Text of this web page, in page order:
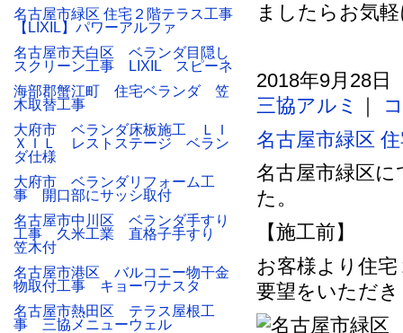
ましたらお気
2018年9月28
三協アルミ
｜
名古屋市緑区
名古屋市緑区
た。
【施工前】
お客様より住
要望をいただ
名古屋市緑区 住宅２階テラス工事
【LIXIL】パワーアルファ
名古屋市天白区 ベランダ目隠し
スクリーン工事 LIXIL スピーネ
海部郡蟹江町 住宅ベランダ 笠
木取替工事
大府市 ベランダ床板施工 ＬＩ
ＸＩＬ レストステージ ベラン
ダ仕様
大府市 ベランダリフォーム工
事 開口部にサッシ取付
名古屋市中川区 ベランダ手すり
工事 久米工業 直格子手すり
笠木付
名古屋市港区 バルコニー物干金
物取付工事 キョーワナスタ
名古屋市熱田区 テラス屋根工
事 三協メニューウェル